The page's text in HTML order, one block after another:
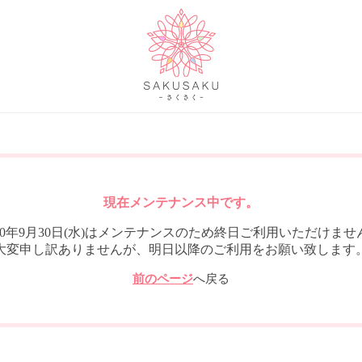
現在メンテナンス中です。
年9月30日(水)はメンテナンスのため終日ご利用いただけませ
変申し訳ありませんが、明日以降のご利用をお願い致します
前のページへ戻る